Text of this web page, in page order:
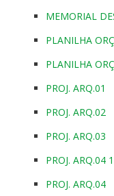
MEMORIAL
PLANILHA
PLANILHA
PROJ. ARQ.01
PROJ. ARQ.02
PROJ. ARQ.03
PROJ. ARQ.04 1
PROJ. ARQ.04